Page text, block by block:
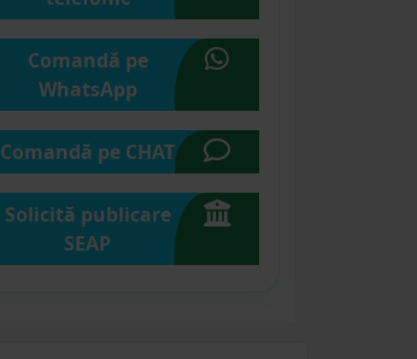
Comandă pe
WhatsApp
Comandă pe CHAT
Solicită publicare
SEAP